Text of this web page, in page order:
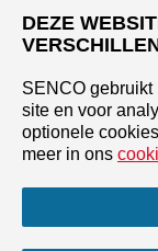
DEZE
SENCO gebruikt
site en voor
optionele
meer in ons